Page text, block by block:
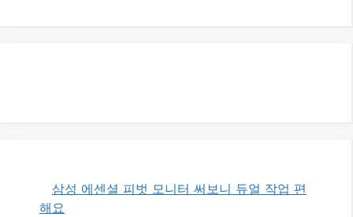
삼성 에센셜 피벗 모니터 써보니 듀얼 작업 편
해요